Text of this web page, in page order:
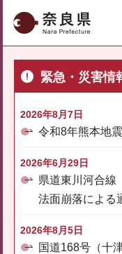
奈良県
緊急・災害情
2026年8月7日
令和8年熊本地
2026年6月29日
県道東川河合線
法面崩落による
2026年8月5日
国道168号（十